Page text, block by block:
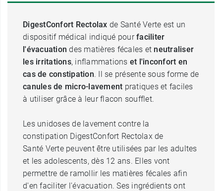
DigestConfort Rectolax de Santé Verte est un
dispositif médical indiqué pourfaciliter
l'évacuation des matières fécales et neutraliser
les irritations, inflammations et l'inconfort en
cas de constipation. Il se présente sous forme de
canules de micro-lavement pratiques et faciles
à utiliser grâce à leur flacon soufflet.
Les unidoses de lavement contre la
constipation DigestConfort Rectolax de
Santé Verte peuvent être utilisées par les adultes
et les adolescents, dès 12 ans. Elles vont
permettre de ramollir les matières fécales afin
d'en faciliter l'évacuation. Ses ingrédients ont